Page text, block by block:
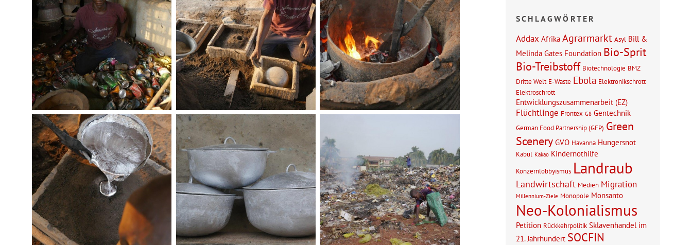
SCHLAGWÖRTER
Addax Afrika Agrarmarkt Asyl Bill &
Melinda Gates Foundation Bio-Sprit
Bio-Treibstoff Biotechnologie BMZ
Dritte Welt E-Waste Ebola Elektronikschrott
Elektroschrott
Entwicklungszusammenarbeit (EZ)
Flüchtlinge Frontex G8 Gentechnik
German Food Partnership (GFP) Green
Scenery GVO Havanna Hungersnot
Kabul Kakao Kindernothilfe
Konzernlobbyismus Landraub
Landwirtschaft Medien Migration
Millennium-Ziele Monopole Monsanto
Neo-Kolonialismus
Petition Rückkehrpolitik Sklavenhandel im
21. Jahrhundert SOCFIN